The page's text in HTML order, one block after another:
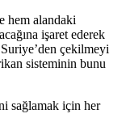
hem alandaki
işaret ederek
çekilmeyi
sisteminin bunu
sağlamak için her